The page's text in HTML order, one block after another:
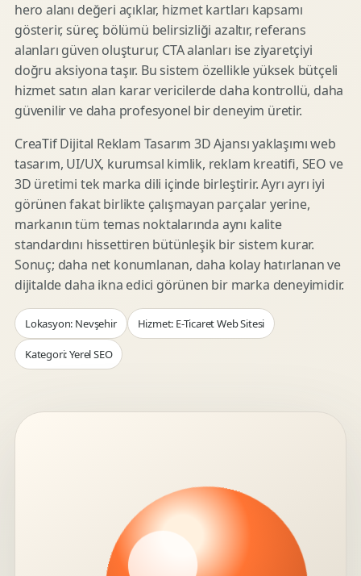
hero alanı değeri açıklar, hizmet kartları kapsamı
gösterir, süreç bölümü belirsizliği azaltır, referans
alanları güven oluşturur, CTA alanları ise ziyaretçiyi
doğru aksiyona taşır. Bu sistem özellikle yüksek bütçeli
hizmet satın alan karar vericilerde daha kontrollü, daha
güvenilir ve daha profesyonel bir deneyim üretir.
CreaTif Dijital Reklam Tasarım 3D Ajansı yaklaşımı web
tasarım, UI/UX, kurumsal kimlik, reklam kreatifi, SEO ve
3D üretimi tek marka dili içinde birleştirir. Ayrı ayrı iyi
görünen fakat birlikte çalışmayan parçalar yerine,
markanın tüm temas noktalarında aynı kalite
standardını hissettiren bütünleşik bir sistem kurar.
Sonuç; daha net konumlanan, daha kolay hatırlanan ve
dijitalde daha ikna edici görünen bir marka deneyimidir.
Lokasyon: Nevşehir Hizmet: E-Ticaret Web Sitesi
Kategori: Yerel SEO